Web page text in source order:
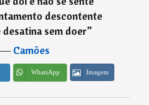
descontente
desatina sem doer”
―Camões
WhatsApp Imagem